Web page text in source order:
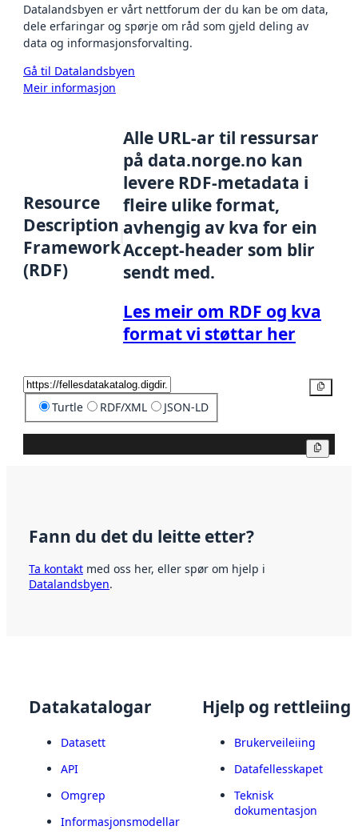
Datalandsbyen er vårt nettforum der du kan be om data,
dele erfaringar og spørje om råd som gjeld deling av
data og informasjonsforvalting.
Gå til Datalandsbyen
Meir informasjon
Resource
Description
Framework
(RDF)
Alle URL-ar til ressursar
på data.norge.no kan
levere RDF-metadata i
fleire ulike format,
avhengig av kva for ein
Accept-header som blir
sendt med.
Les meir om RDF og kva
format vi støttar her
Turtle RDF/XML JSON-LD
Fann du det du leitte etter?
Ta kontakt med oss her, eller spør om hjelp i
Datalandsbyen.
Datakatalogar
Datasett
API
Omgrep
Informasjonsmodellar
Hjelp og rettleiing
Brukerveileiing
Datafellesskapet
Teknisk
dokumentasjon